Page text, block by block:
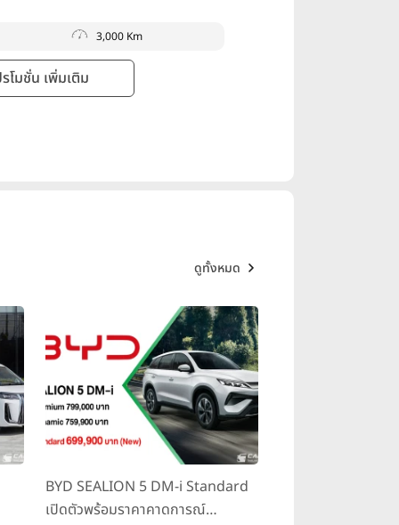
3,000 Km
โมชั่น เพิ่มเติม
ดูทั้งหมด
BYD SEALION 5 DM-i Standard
เปิดตัวพร้อมราคาคาดการณ์